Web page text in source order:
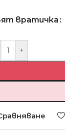
вратичка
+